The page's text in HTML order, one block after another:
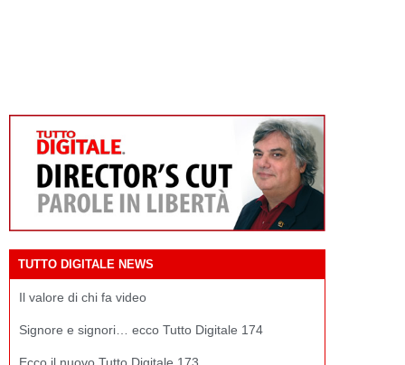
TUTTO DIGITALE NEWS
Il valore di chi fa video
Signore e signori… ecco Tutto Digitale 174